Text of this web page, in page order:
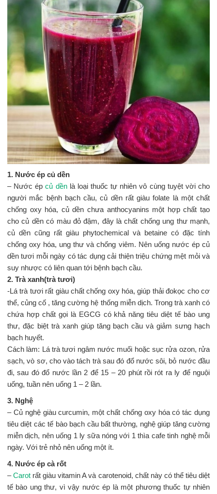
1. Nước ép củ dền
– Nước épcủ dềnlà loại thuốc tự nhiên vô cùng tuyệt vời cho
người mắc bệnh bạch cầu, củ dền rất giàu folate là một chất
chống oxy hóa, củ dền chưa anthocyanins một hợp chất tạo
cho củ dền có màu đỏ đậm, đây là chất chống ung thư mạnh,
củ dền cũng rất giàu phytochemical và betaine có đặc tính
chống oxy hóa, ung thư và chống viêm. Nên uống nước ép củ
dền tươi mỗi ngày có tác dụng cải thiện triệu chứng mệt mỏi và
suy nhược có liên quan tới bệnh bạch cầu.
2. Trà xanh(trà tươi)
-Lá trà tươi rất giàu chất chống oxy hóa, giúp thải đokọc cho cơ
thể, củng cố , tăng cường hệ thống miễn dịch. Trong trà xanh có
chứa hợp chất gọi là EGCG có khả năng tiêu diệt tế bào ung
thư, đặc biệt trà xanh giúp tăng bạch cầu và giảm sưng hạch
bạch huyết.
Cách làm: Lá trà tươi ngâm nước muối hoặc sục rửa ozon, rửa
sạch, vò sơ, cho vào tách trà sau đó đổ nước sôi, bỏ nước đầu
đi, sau đó đổ nước lần 2 để 15 – 20 phút rồi rót ra ly để nguội
uống, tuần nên uống 1 – 2 lần.
3. Nghệ
– Củ nghệ giàu curcumin, một chất chống oxy hóa có tác dụng
tiêu diệt các tế bào bạch cầu bất thường, nghệ giúp tăng cường
miễn dịch, nên uống 1 ly sữa nóng với 1 thìa cafe tinh nghệ mỗi
ngày. Với trẻ nhỏ nên uống một ít.
4. Nước ép cà rốt
–Carot rất giàu vitamin A và carotenoid, chất này có thể tiêu diệt
tế bào ung thư, vì vậy nước ép là một phương thuốc tự nhiên